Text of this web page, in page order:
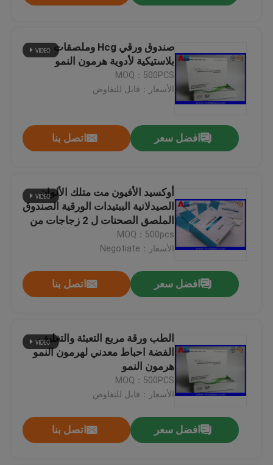
صندوق ورقي Hcg وملصقات
بلاستيكية لأدوية هرمون النمو
MOQ：500PCS
الأسعار：قابل للتفاوض
افضل سعر اتصل بنا
أوكسيد الأفيون مت متلك الألوان
الصيدلانية الببتيدات الورقية الصندوق
الملصق الصحنات ل 2 زجاجات من
2ml
MOQ：500pcs
الأسعار：Negotiate
افضل سعر اتصل بنا
الطب ورقة مربع التعبئة والتغليف
الفضة احباط معدني لهرمون النمو
هرمون النمو
MOQ：500PCS
الأسعار：قابل للتفاوض
افضل سعر اتصل بنا